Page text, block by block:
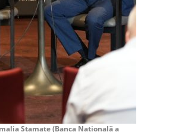
Stamate (Banca Națională a